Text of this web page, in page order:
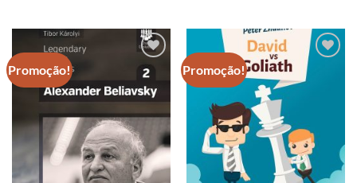
Promoção!
Adicionar
à lista de
desejos
Promoção!
Adicionar
à lista de